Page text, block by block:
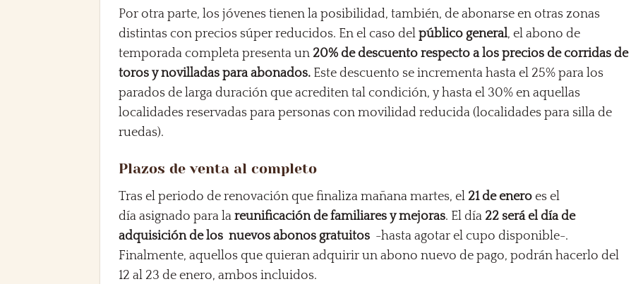
Por otra parte, los jóvenes tienen la posibilidad, también, de abonarse en otras zonas
distintas con precios súper reducidos. En el caso delpúblico general, el abono de
temporada completa presenta un20% de descuento respecto a los precios de corridas de
toros y novilladas para abonados. Este descuento se incrementa hasta el 25% para los
parados de larga duración que acrediten tal condición, y hasta el 30% en aquellas
localidades reservadas para personas con movilidad reducida (localidades para silla de
ruedas).
Plazos de venta al completo
Tras el periodo de renovación que finaliza mañana martes, el21 de eneroes el
día asignado para lareunificación de familiares y mejoras. El día22 será el día de
adquisición de los nuevos abonos gratuitos -hasta agotar el cupo disponible-.
Finalmente, aquellos que quieran adquirir un abono nuevo de pago, podrán hacerlo del
12 al 23 de enero, ambos incluidos.